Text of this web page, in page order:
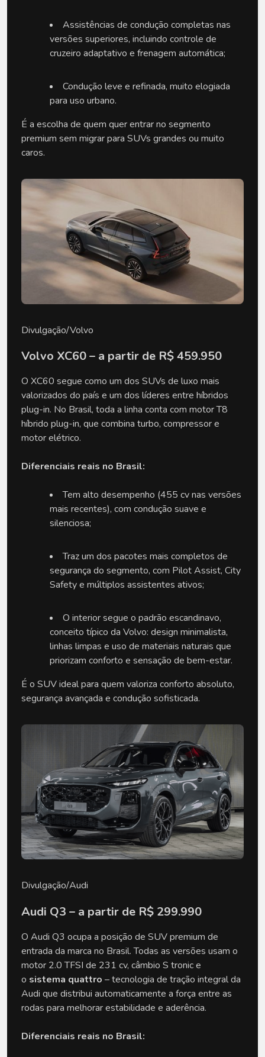
Assistências de condução completas nas
versões superiores, incluindo controle de
cruzeiro adaptativo e frenagem automática;
Condução leve e refinada, muito elogiada
para uso urbano.
É a escolha de quem quer entrar no segmento
premium sem migrar para SUVs grandes ou muito
caros.
Divulgação/Volvo
Volvo XC60 – a partir de R$ 459.950
O XC60 segue como um dos SUVs de luxo mais
valorizados do país e um dos líderes entre híbridos
plug-in. No Brasil, toda a linha conta com motor T8
híbrido plug-in, que combina turbo, compressor e
motor elétrico.
Diferenciais reais no Brasil:
Tem alto desempenho (455 cv nas versões
mais recentes), com condução suave e
silenciosa;
Traz um dos pacotes mais completos de
segurança do segmento, com Pilot Assist, City
Safety e múltiplos assistentes ativos;
O interior segue o padrão escandinavo,
conceito típico da Volvo: design minimalista,
linhas limpas e uso de materiais naturais que
priorizam conforto e sensação de bem-estar.
É o SUV ideal para quem valoriza conforto absoluto,
segurança avançada e condução sofisticada.
Divulgação/Audi
Audi Q3 – a partir de R$ 299.990
O Audi Q3 ocupa a posição de SUV premium de
entrada da marca no Brasil. Todas as versões usam o
motor 2.0 TFSI de 231 cv, câmbio S tronic e
o sistema quattro – tecnologia de tração integral da
Audi que distribui automaticamente a força entre as
rodas para melhorar estabilidade e aderência.
Diferenciais reais no Brasil: